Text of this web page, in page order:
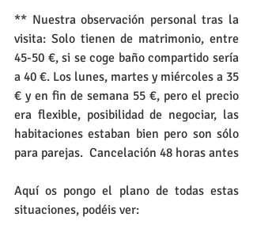
** Nuestra observación personal tras la
visita: Solo tienen de matrimonio, entre
45-50 €, si se coge baño compartido sería
a 40 €. Los lunes, martes y miércoles a 35
€ y en fin de semana 55 €, pero el precio
era flexible, posibilidad de negociar, las
habitaciones estaban bien pero son sólo
para parejas.  Cancelación 48 horas antes
Aquí os pongo el plano de todas estas
situaciones, podéis ver: